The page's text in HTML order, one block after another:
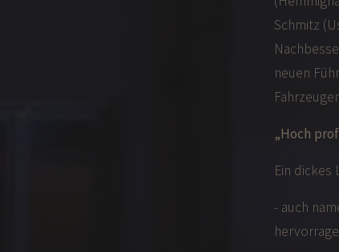
Schmitz
neuen
„Hoch
Ein dickes
- auch